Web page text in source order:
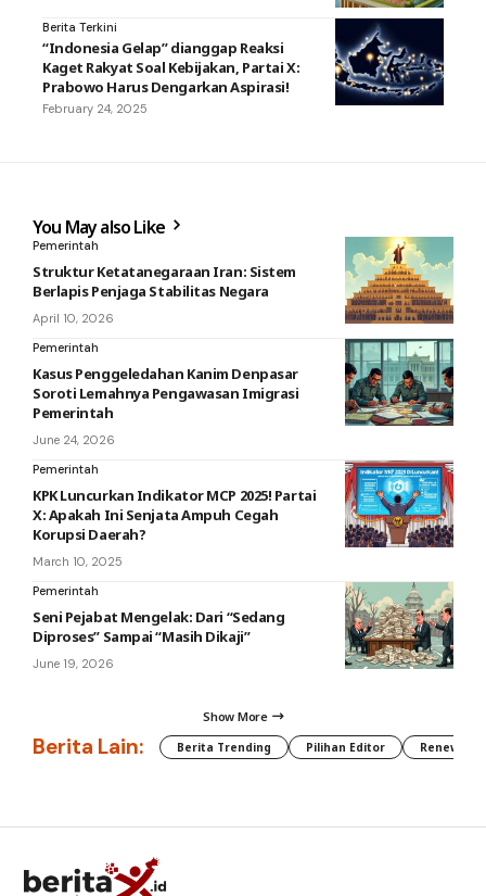
Berita Terkini
“Indonesia Gelap” dianggap Reaksi
Kaget Rakyat Soal Kebijakan, Partai X:
Prabowo Harus Dengarkan Aspirasi!
February 24, 2025
You May also Like
Pemerintah
Struktur Ketatanegaraan Iran: Sistem
Berlapis Penjaga Stabilitas Negara
April 10, 2026
Pemerintah
Kasus Penggeledahan Kanim Denpasar
Soroti Lemahnya Pengawasan Imigrasi
Pemerintah
June 24, 2026
Pemerintah
KPK Luncurkan Indikator MCP 2025! Partai
X: Apakah Ini Senjata Ampuh Cegah
Korupsi Daerah?
March 10, 2025
Pemerintah
Seni Pejabat Mengelak: Dari “Sedang
Diproses” Sampai “Masih Dikaji”
June 19, 2026
Show More
Berita Lain: Berita Trending Pilihan Editor